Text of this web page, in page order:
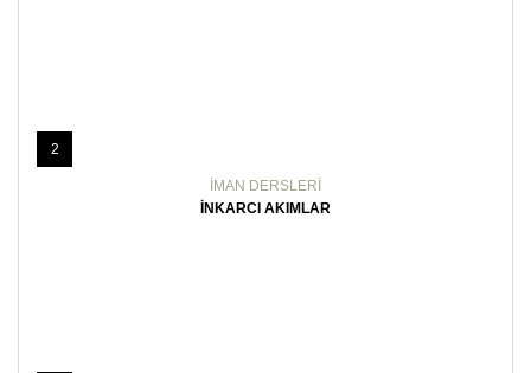
2
İMAN DERSLERI
İNKARCI AKIMLAR